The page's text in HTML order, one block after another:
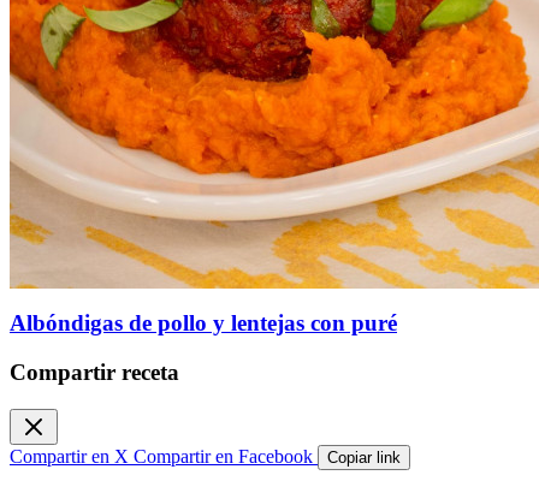
Albóndigas de pollo y lentejas con puré
Compartir receta
Compartir en X Compartir en Facebook Copiar link